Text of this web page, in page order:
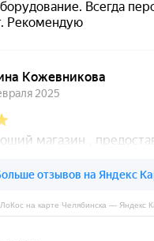
ЛоКос на карте Челябинска — Яндекс